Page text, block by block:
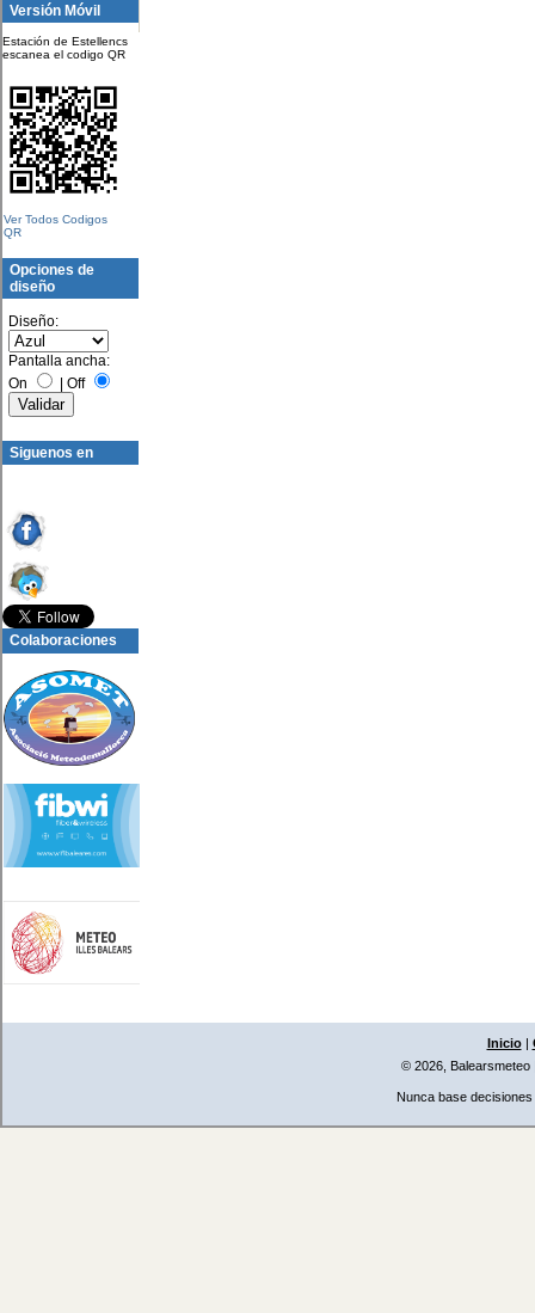
Versión Móvil
Estación de Estellencs
escanea el codigo QR
Ver Todos Codigos
QR
Opciones de
diseño
Diseño:
Pantalla ancha:
On
Off
Siguenos en
Colaboraciones
Inicio|
© 2026, Balearsmeteo
Nunca base